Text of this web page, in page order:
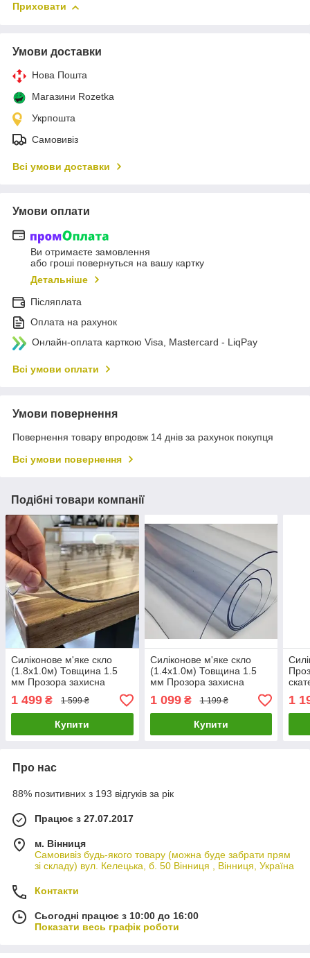
Приховати
Умови доставки
Нова Пошта
Магазини Rozetka
Укрпошта
Самовивіз
Всі умови доставки
Умови оплати
Ви отримаєте замовлення
або гроші повернуться на вашу картку
Детальніше
Післяплата
Оплата на рахунок
Онлайн-оплата карткою Visa, Mastercard - LiqPay
Всі умови оплати
Умови повернення
Повернення товару впродовж 14 днів за рахунок покупця
Всі умови повернення
Подібні товари компанії
Силіконове м'яке скло
(1.8х1.0м) Товщина 1.5
мм Прозора захисна
скатертина для столу і
меблів Soft Glass
1 499 ₴ 1 599 ₴
Купити
Силіконове м'яке скло
(1.4х1.0м) Товщина 1.5
мм Прозора захисна
скатертини для столу і
меблів Soft Glass
1 099₴ 1 199 ₴
Купити
1
Про нас
88% позитивних з 193 відгуків за рік
Працює з 27.07.2017
м. Вінниця
Самовивіз будь-якого товару (можна буде забрати прям
зі складу) вул. Келецька, б. 50 Вінниця , Вінниця, Україна
Контакти
Сьогодні працює з 10:00 до 16:00
Показати весь графік роботи